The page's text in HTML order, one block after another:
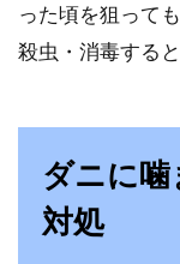
った頃を狙って
殺虫・消毒する
ダニに噛
対処